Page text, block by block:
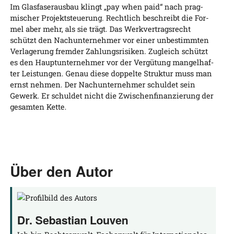
Im Glas­fa­ser­aus­bau klingt „pay when paid“ nach prag­
mischer Pro­jekt­steue­rung. Recht­lich beschreibt die For­
mel aber mehr, als sie trägt. Das Werk­ver­trags­recht
schützt den Nach­un­ter­neh­mer vor einer unbe­stimm­ten
Ver­la­ge­rung frem­der Zah­lungs­ri­si­ken. Zugleich schützt
es den Haupt­un­ter­neh­mer vor der Ver­gü­tung man­gel­haf­
ter Leis­tun­gen. Genau die­se dop­pel­te Struk­tur muss man
ernst neh­men. Der Nach­un­ter­neh­mer schul­det sein
Gewerk. Er schul­det nicht die Zwi­schen­fi­nan­zie­rung der
gesam­ten Kette.
Über den Autor
Dr. Sebastian Louven